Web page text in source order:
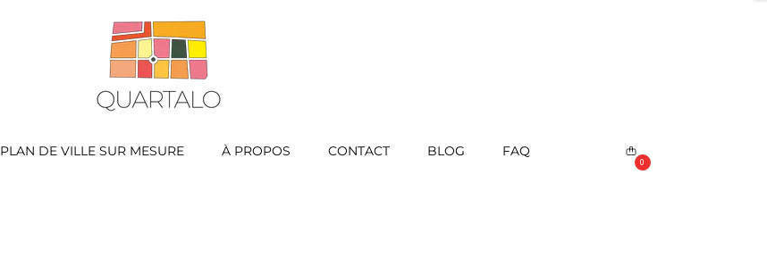
PLAN DE VILLE SUR MESURE À PROPOS CONTACT BLOG FAQ
0